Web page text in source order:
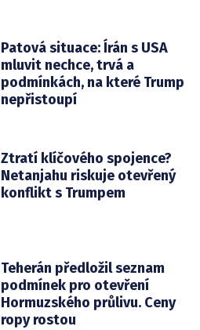
Patová situace: Írán s USA
mluvit nechce, trvá a
podmínkách, na které Trump
nepřistoupí
Ztratí klíčového spojence?
Netanjahu riskuje otevřený
konflikt s Trumpem
Teherán předložil seznam
podmínek pro otevření
Hormuzského průlivu. Ceny
ropy rostou